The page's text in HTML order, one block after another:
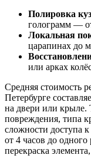
Полировка
голограмм —
Локальная
царапинах до
или арках
Средняя стоимость
Петербурге
на двери или крыле.
повреждения, типа
сложности доступа
от 4 часов до
перекраска